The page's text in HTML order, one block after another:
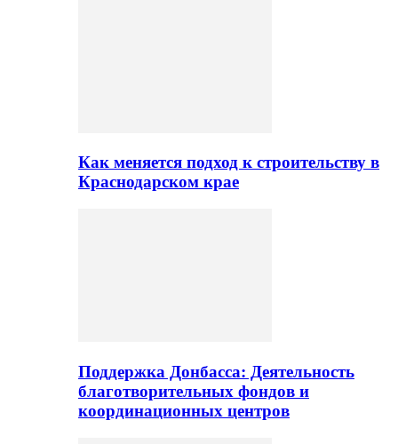
Как меняется подход к строительству в
Краснодарском крае
Поддержка Донбасса: Деятельность
благотворительных фондов и
координационных центров